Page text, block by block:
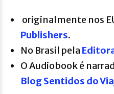
originalmente nos
Publishers.
No Brasil pela
O Audiobook é
Blog Sentidos do